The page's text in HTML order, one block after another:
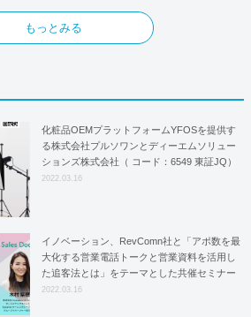
もっとみる
化粧品OEMプラットフォームYFOSを提供す
る株式会社プルソワンとディーエムソリュー
ションズ株式会社（ コード：6549 東証JQ）
はYFOSにおけるロジスティクスパートナー
2022.03.16
イノベーション、RevComn社と「アポ数を最
大化する営業電話トークと営業資料を活用し
た追客法とは」をテーマとした共催セミナー
を開催！
2022.03.16